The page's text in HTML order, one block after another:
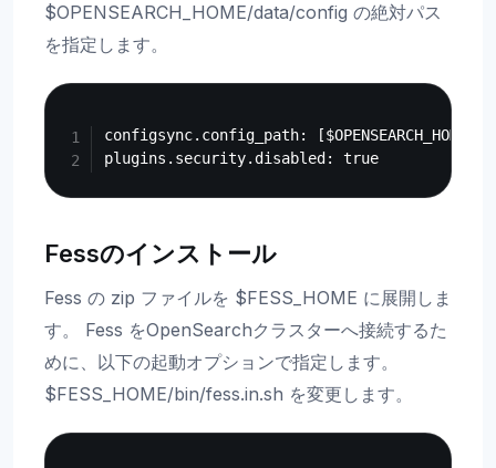
$OPENSEARCH_HOME/data/config の絶対パス
を指定します。
configsync.config_path: [$OPENSEARCH_HOME
Fessのインストール
Fess の zip ファイルを $FESS_HOME に展開しま
す。 Fess をOpenSearchクラスターへ接続するた
めに、以下の起動オプションで指定します。
$FESS_HOME/bin/fess.in.sh を変更します。